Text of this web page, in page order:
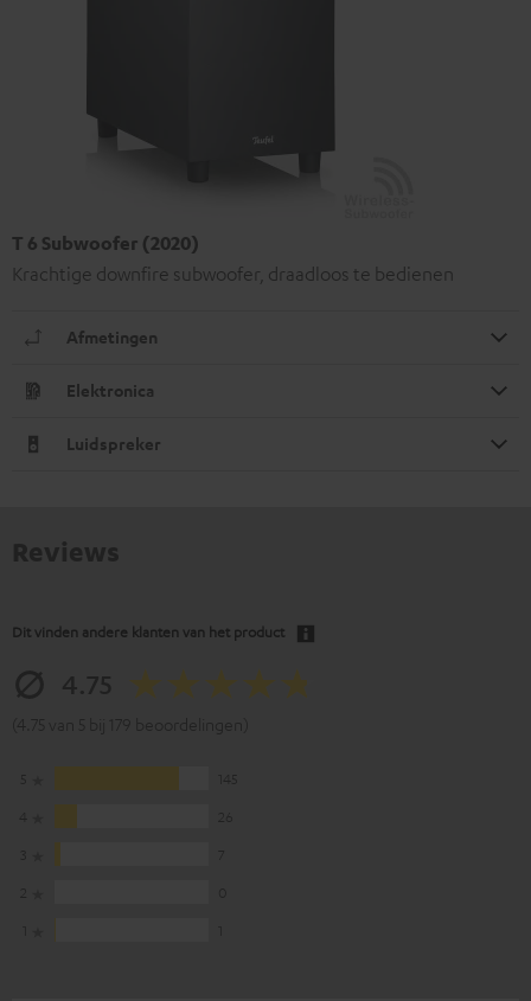
T 6 Subwoofer (2020)
Krachtige downfire subwoofer, draadloos te bedienen
Afmetingen
Elektronica
Luidspreker
Dit vinden andere klanten van het product